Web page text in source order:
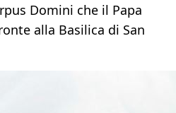
Domini che il Papa
alla Basilica di San